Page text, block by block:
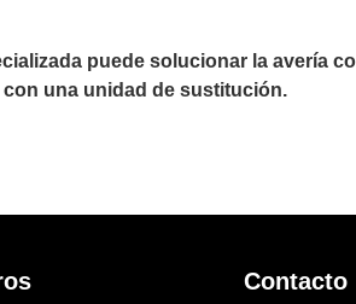
puede solucionar la avería
una unidad de sustitución.
Contacto